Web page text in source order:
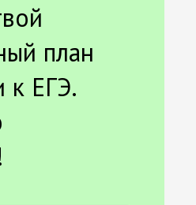
план
к ЕГЭ.